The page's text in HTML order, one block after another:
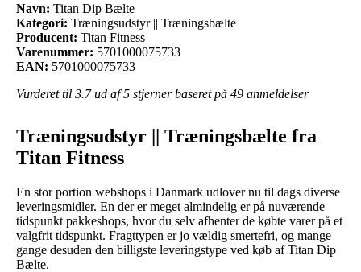
Navn: Titan Dip Bælte
Kategori: Træningsudstyr || Træningsbælte
Producent: Titan Fitness
Varenummer: 5701000075733
EAN: 5701000075733
Vurderet til 3.7ud af 5 stjerner baseret på 49 anmeldelser
Træningsudstyr || Træningsbælte fra
Titan Fitness
En stor portion webshops i Danmark udlover nu til dags diverse
leveringsmidler. En der er meget almindelig er på nuværende
tidspunkt pakkeshops, hvor du selv afhenter de købte varer på et
valgfrit tidspunkt. Fragttypen er jo vældig smertefri, og mange
gange desuden den billigste leveringstype ved køb af Titan Dip
Bælte.